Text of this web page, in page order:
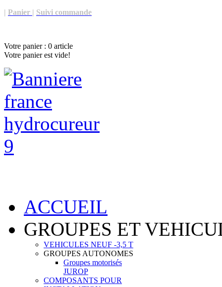
| Panier | Suivi commande
Votre panier : 0 article
Votre panier est vide!
ACCUEIL
GROUPES ET
VEHICULES NEUF -3,5 T
GROUPES AUTONOMES
Groupes motorisés
JUROP
COMPOSANTS POUR